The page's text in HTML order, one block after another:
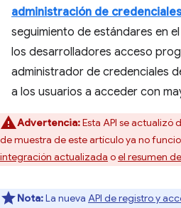
administración de credenciales
seguimiento de estándares en
los desarrolladores acceso
administrador de credenciales
a los usuarios a acceder con
Advertencia:Esta API se actualizó
de muestra de este artículo ya no
integración actualizada oel resumen
Nota:La nueva API de registro y